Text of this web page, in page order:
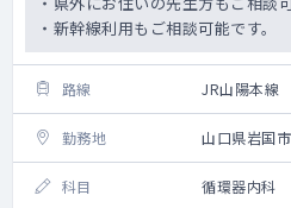
・新幹線利用もご相談可能です。
路線 JR山陽本線
勤務地 山口県岩国市
科目 循環器内科